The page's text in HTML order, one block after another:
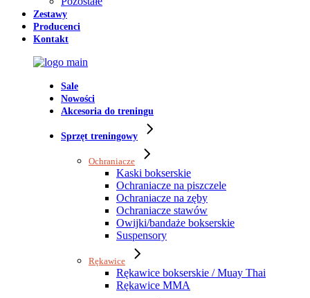
Zestawy
Producenci
Kontakt
Sale
Nowości
Akcesoria do treningu
Sprzęt treningowy
Ochraniacze
Kaski bokserskie
Ochraniacze na piszczele
Ochraniacze na zęby
Ochraniacze stawów
Owijki/bandaże bokserskie
Suspensory
Rękawice
Rękawice bokserskie / Muay Thai
Rękawice MMA